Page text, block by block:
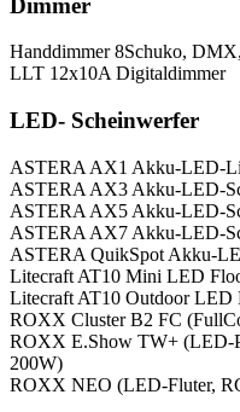
Dimmer
Handdimmer 8Schuko,
LLT 12x10A Digitaldimmer
LED- Scheinwerfer
ASTERA AX1 Akku-LED-
ASTERA AX3 Akku-LED-
ASTERA AX5 Akku-LED-
ASTERA AX7 Akku-LED-
ASTERA QuikSpot Akku-
Litecraft AT10 Mini LED
Litecraft AT10 Outdoor LED
ROXX Cluster B2 FC
ROXX E.Show TW+ (LED-
200W)
ROXX NEO (LED-Fluter,